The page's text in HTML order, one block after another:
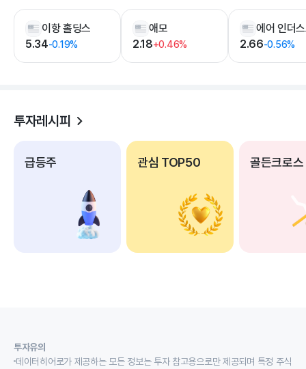
이항 홀딩스
5.34-0.19%
애모
2.18+0.46% 2.66-0.56%
투자레시피
급등주 관심 TOP50 골든크로스
투자유의
데이터히어로가 제공하는 모든 정보는 투자 참고용으로만 제공되며 특정 주식